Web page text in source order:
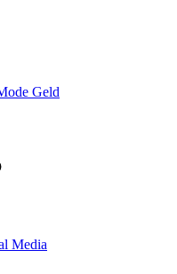
Geld
Media